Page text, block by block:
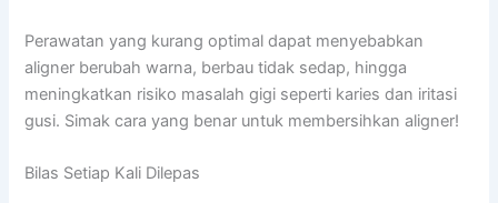
Perawatan yang kurang optimal dapat menyebabkan
aligner berubah warna, berbau tidak sedap, hingga
meningkatkan risiko masalah gigi seperti karies dan iritasi
gusi. Simak cara yang benar untuk membersihkan aligner!
Bilas Setiap Kali Dilepas